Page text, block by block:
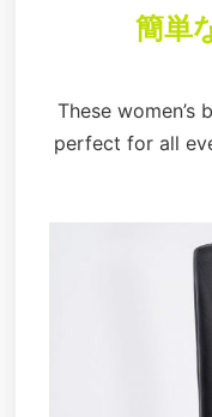
簡単
These
perfect for all